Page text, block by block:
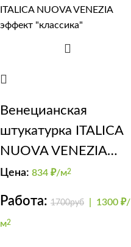
Венецианская
штукатурка ITALICA
NUOVA VENEZIA
эффект “классика”
Цена: 834 ₽/м2
Работа: 1700руб 1300 ₽/
м2